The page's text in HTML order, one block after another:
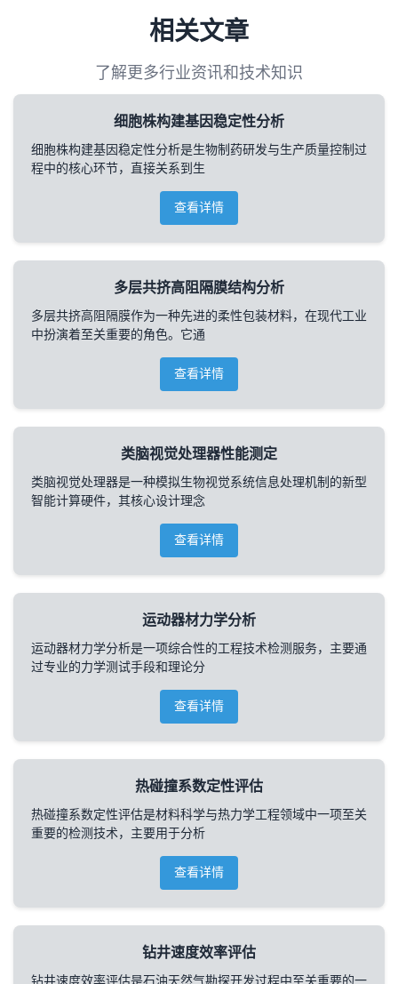
相关文章
了解更多行业资讯和技术知识
细胞株构建基因稳定性分析
细胞株构建基因稳定性分析是生物制药研发与生产质量控制过
程中的核心环节，直接关系到生
查看详情
多层共挤高阻隔膜结构分析
多层共挤高阻隔膜作为一种先进的柔性包装材料，在现代工业
中扮演着至关重要的角色。它通
查看详情
类脑视觉处理器性能测定
类脑视觉处理器是一种模拟生物视觉系统信息处理机制的新型
智能计算硬件，其核心设计理念
查看详情
运动器材力学分析
运动器材力学分析是一项综合性的工程技术检测服务，主要通
过专业的力学测试手段和理论分
查看详情
热碰撞系数定性评估
热碰撞系数定性评估是材料科学与热力学工程领域中一项至关
重要的检测技术，主要用于分析
查看详情
钻井速度效率评估
钻井速度效率评估是石油天然气勘探开发过程中至关重要的一